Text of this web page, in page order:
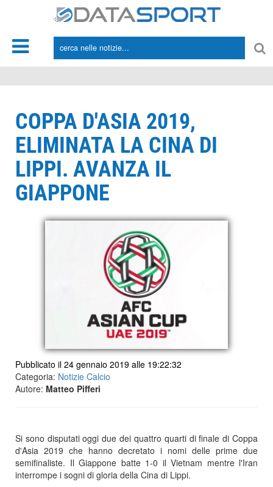
COPPA D'ASIA 2019,
ELIMINATA LA CINA DI
LIPPI. AVANZA IL
GIAPPONE
Pubblicato il 24 gennaio 2019 alle 19:22:32
Categoria: Notizie Calcio
Autore: Matteo Pifferi
Si sono disputati oggi due dei quattro quarti di finale di Coppa
d'Asia 2019 che hanno decretato i nomi delle prime due
semifinaliste. Il Giappone batte 1-0 il Vietnam mentre l'Iran
interrompe i sogni di gloria della Cina di Lippi.